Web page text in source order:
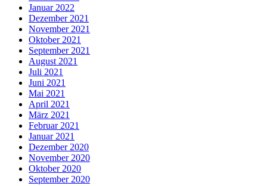
Januar 2022
Dezember 2021
November 2021
Oktober 2021
September 2021
August 2021
Juli 2021
Juni 2021
Mai 2021
April 2021
März 2021
Februar 2021
Januar 2021
Dezember 2020
November 2020
Oktober 2020
September 2020